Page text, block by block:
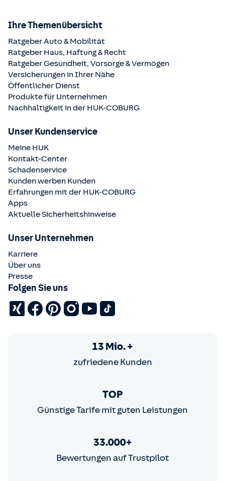
Ihre Themenübersicht
Ratgeber Auto & Mobilität
Ratgeber Haus, Haftung & Recht
Ratgeber Gesundheit, Vorsorge & Vermögen
Versicherungen in Ihrer Nähe
Öffentlicher Dienst
Produkte für Unternehmen
Nachhaltigkeit in der HUK-COBURG
Unser Kundenservice
Meine HUK
Kontakt-Center
Schadenservice
Kunden werben Kunden
Erfahrungen mit der HUK-COBURG
Apps
Aktuelle Sicherheitshinweise
Unser Unternehmen
Karriere
Über uns
Presse
Folgen Sie uns
13 Mio. +
zufriedene Kunden
TOP
Günstige Tarife mit guten Leistungen
33.000+
Bewertungen auf Trustpilot